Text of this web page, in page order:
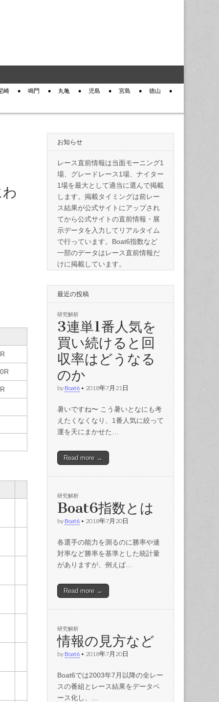
崎 鳴門 丸亀 児島 宮島 徳山
お知らせ
レース直前情報は当面モーニング1
場、グレードレース1場、ナイター
1場を最大として適当に選んで掲載
します。掲載タイミングは前レー
ス結果が公式サイトにアップされ
てから公式サイトの直前情報・展
示データを入力してリアルタイム
で行っています。Boat6指数など
一部のデータはレース直前情報だ
けに掲載しています。
最近の投稿
研究解析
3連単1番人気を
買い続けると回
収率はどうなる
のか
by Boat6 • 2018年7月21日
暑いですね〜 こう暑いとなにも考
えたくなくなり、1番人気に絞って
運を天にまかせた…
Read more →
研究解析
Boat6指数とは
by Boat6 • 2018年7月20日
各選手の能力を測るのに勝率や連
対率など勝率を基準とした統計量
がありますが、例えば…
Read more →
研究解析
情報の見方など
by Boat6 • 2018年7月20日
Boat6では2003年7月以降の全レー
スの番組とレース結果をデータベ
ース化し、…